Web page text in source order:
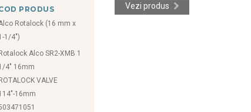
PRODUS
Rotalock (16 mm x
1/4")
Rotalock Alco SR2-XMB 1
4" 16mm
ROTALOCK VALVE
16mm
Vezi produs